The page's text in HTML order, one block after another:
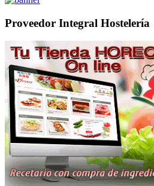
Proveedor Integral Hostelería